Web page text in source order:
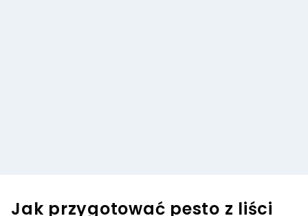
Jak przygotować pesto z liści